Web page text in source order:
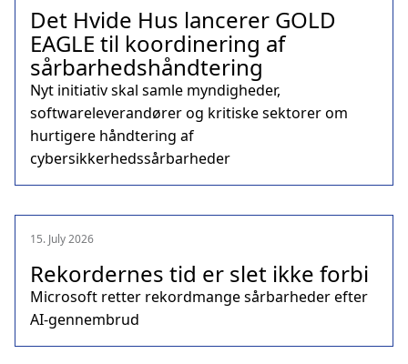
Det Hvide Hus lancerer GOLD
EAGLE til koordinering af
sårbarhedshåndtering
Nyt initiativ skal samle myndigheder,
softwareleverandører og kritiske sektorer om
hurtigere håndtering af
cybersikkerhedssårbarheder
15. July 2026
Rekordernes tid er slet ikke forbi
Microsoft retter rekordmange sårbarheder efter
AI-gennembrud